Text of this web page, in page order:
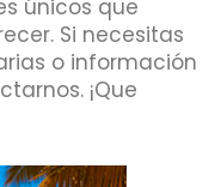
únicos que
Si necesitas
o información
¡Que